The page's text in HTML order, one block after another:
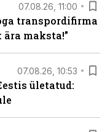
07.08.26, 11:00
transpordifirma
maksta!”
07.08.26, 10:53
ületatud: